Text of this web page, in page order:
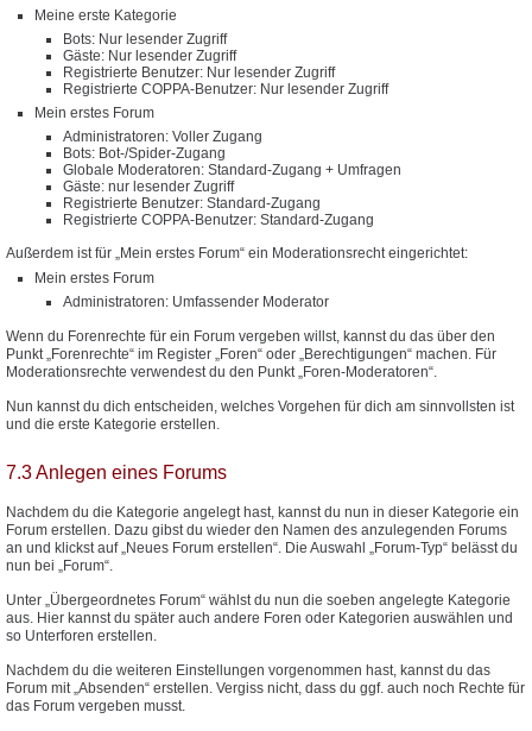
Meine erste Kategorie
Bots: Nur lesender Zugriff
Gäste: Nur lesender Zugriff
Registrierte Benutzer: Nur lesender Zugriff
Registrierte COPPA-Benutzer: Nur lesender Zugriff
Mein erstes Forum
Administratoren: Voller Zugang
Bots: Bot-/Spider-Zugang
Globale Moderatoren: Standard-Zugang + Umfragen
Gäste: nur lesender Zugriff
Registrierte Benutzer: Standard-Zugang
Registrierte COPPA-Benutzer: Standard-Zugang
Außerdem ist für „Mein erstes Forum“ ein Moderationsrecht eingerichtet:
Mein erstes Forum
Administratoren: Umfassender Moderator
Wenn du Forenrechte für ein Forum vergeben willst, kannst du das über den
Punkt „Forenrechte“ im Register „Foren“ oder „Berechtigungen“ machen. Für
Moderationsrechte verwendest du den Punkt „Foren-Moderatoren“.
Nun kannst du dich entscheiden, welches Vorgehen für dich am sinnvollsten ist
und die erste Kategorie erstellen.
7.3 Anlegen eines Forums
Nachdem du die Kategorie angelegt hast, kannst du nun in dieser Kategorie ein
Forum erstellen. Dazu gibst du wieder den Namen des anzulegenden Forums
an und klickst auf „Neues Forum erstellen“. Die Auswahl „Forum-Typ“ belässt du
nun bei „Forum“.
Unter „Übergeordnetes Forum“ wählst du nun die soeben angelegte Kategorie
aus. Hier kannst du später auch andere Foren oder Kategorien auswählen und
so Unterforen erstellen.
Nachdem du die weiteren Einstellungen vorgenommen hast, kannst du das
Forum mit „Absenden“ erstellen. Vergiss nicht, dass du ggf. auch noch Rechte für
das Forum vergeben musst.